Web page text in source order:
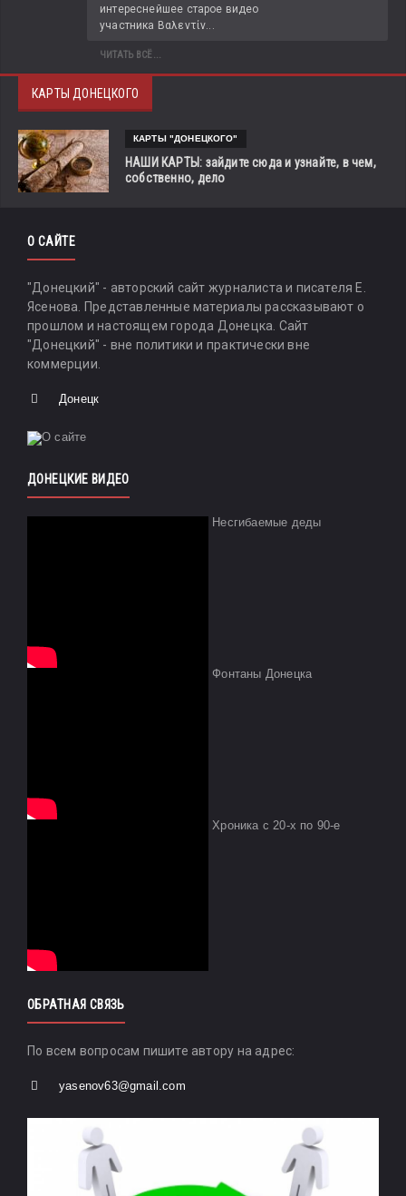
интереснейшее старое видео
участника Βαλεντίν...
ЧИТАТЬ ВСЁ...
КАРТЫ ДОНЕЦКОГО
КАРТЫ "ДОНЕЦКОГО"
НАШИ КАРТЫ: зайдите сюда и узнайте, в чем,
собственно, дело
О САЙТЕ
"Донецкий" - авторский сайт журналиста и писателя Е.
Ясенова. Представленные материалы рассказывают о
прошлом и настоящем города Донецка. Сайт
"Донецкий" - вне политики и практически вне
коммерции.
Донецк
ДОНЕЦКИЕ ВИДЕО
Несгибаемые деды
Фонтаны Донецка
Хроника с 20-х по 90-е
ОБРАТНАЯ СВЯЗЬ
По всем вопросам пишите автору на адрес:
yasenov63@gmail.com